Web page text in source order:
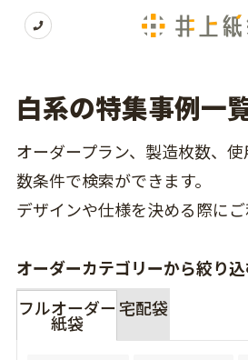
白系の特集事例一
オーダープラン、製造枚数、
数条件で検索ができます。
デザインや仕様を決める際に
オーダーカテゴリーから絞り
フルオーダー
紙袋
宅配袋